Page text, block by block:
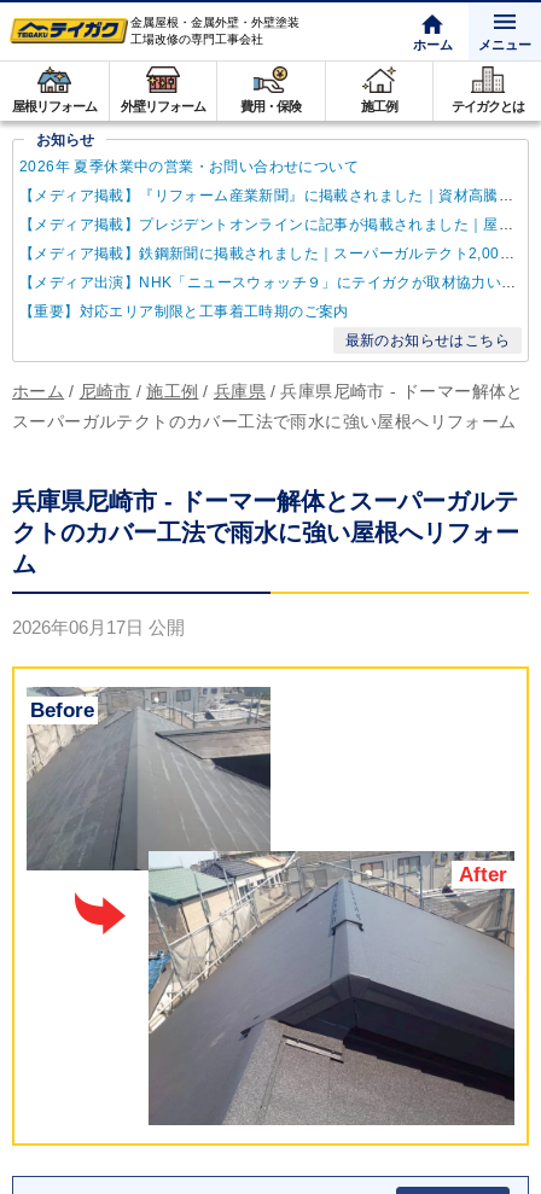
金属屋根・金属外壁・外壁塗装
工場改修の専門工事会社
ホーム メニュー
屋根リフォーム 外壁リフォーム 費用・保険 施工例 テイガクとは
お知らせ
2026年 夏季休業中の営業・お問い合わせについて
【メディア掲載】『リフォーム産業新聞』に掲載されました｜資材高騰・納期遅延に対するテイガクの取り組み
【メディア掲載】プレジデントオンラインに記事が掲載されました｜屋根点検商法について解説
【メディア掲載】鉄鋼新聞に掲載されました｜スーパーガルテクト2,000万㎡達成
【メディア出演】NHK「ニュースウォッチ９」にテイガクが取材協力いたしました
【重要】対応エリア制限と工事着工時期のご案内
最新のお知らせはこちら
ホーム / 尼崎市 / 施工例 / 兵庫県 / 兵庫県尼崎市 - ドーマー解体と
スーパーガルテクトのカバー工法で雨水に強い屋根へリフォーム
兵庫県尼崎市 - ドーマー解体とスーパーガルテ
クトのカバー工法で雨水に強い屋根へリフォー
ム
2026年06月17日 公開